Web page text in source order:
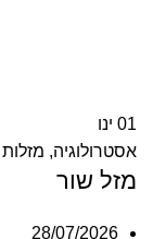
01 ינו
אסטרולוגיה, מזלות
מזל שור
28/07/2026